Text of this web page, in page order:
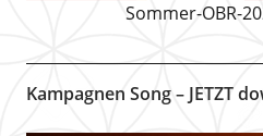
Sommer-OBR-
Kampagnen Song – JETZT